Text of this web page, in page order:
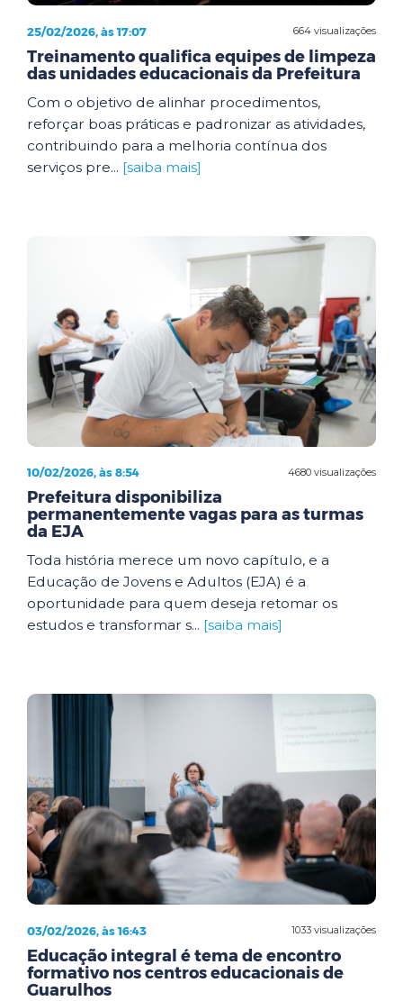
664 visualizações
25/02/2026, às 17:07
Treinamento qualifica equipes de limpeza
das unidades educacionais da Prefeitura
Com o objetivo de alinhar procedimentos,
reforçar boas práticas e padronizar as atividades,
contribuindo para a melhoria contínua dos
serviços pre... [saiba mais]
4680 visualizações
10/02/2026, às 8:54
Prefeitura disponibiliza
permanentemente vagas para as turmas
da EJA
Toda história merece um novo capítulo, e a
Educação de Jovens e Adultos (EJA) é a
oportunidade para quem deseja retomar os
estudos e transformar s... [saiba mais]
1033 visualizações
03/02/2026, às 16:43
Educação integral é tema de encontro
formativo nos centros educacionais de
Guarulhos